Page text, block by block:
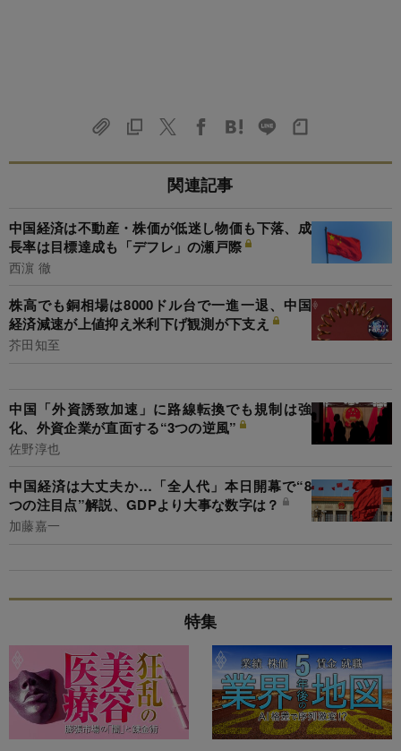
関連記事
中国経済は不動産・株価が低迷し物価も下落、成
長率は目標達成も「デフレ」の瀬戸際
西濵 徹
株高でも銅相場は8000ドル台で一進一退、中国
経済減速が上値抑え米利下げ観測が下支え
芥田知至
中国「外資誘致加速」に路線転換でも規制は強
化、外資企業が直面する“3つの逆風”
佐野淳也
中国経済は大丈夫か…「全人代」本日開幕で“8
つの注目点”解説、GDPより大事な数字は？
加藤嘉一
特集